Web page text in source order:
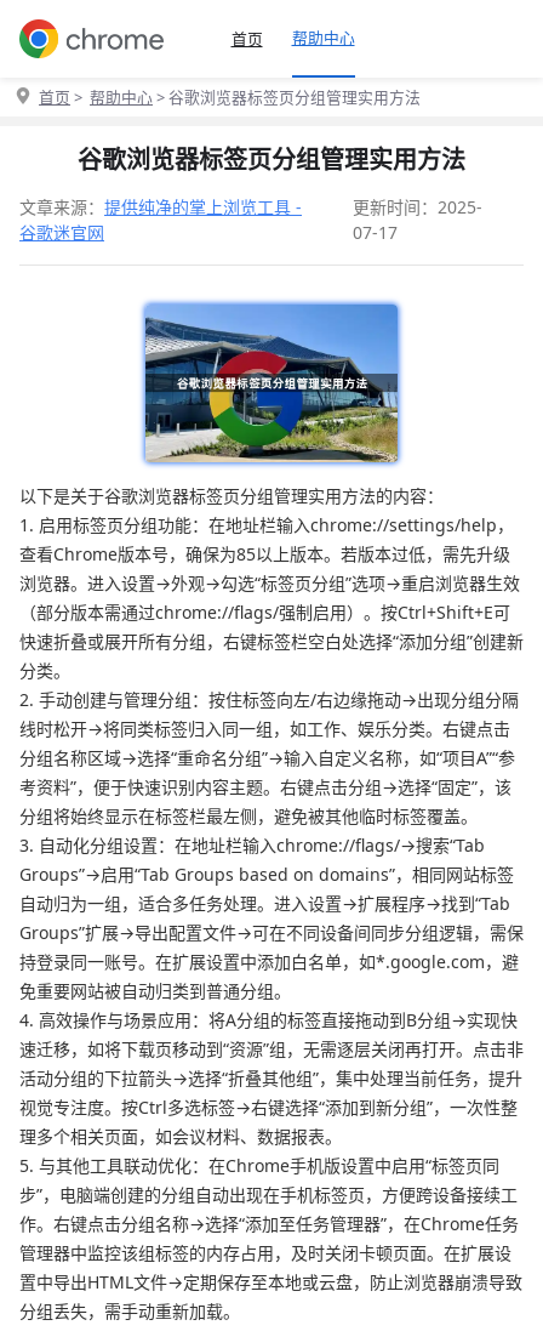
首页 帮助中心
首页 > 帮助中心> 谷歌浏览器标签页分组管理实用方法
谷歌浏览器标签页分组管理实用方法
文章来源： 提供纯净的掌上浏览工具 -
谷歌迷官网
更新时间：2025-
07-17
以下是关于谷歌浏览器标签页分组管理实用方法的内容：
1. 启用标签页分组功能：在地址栏输入chrome://settings/help，
查看Chrome版本号，确保为85以上版本。若版本过低，需先升级
浏览器。进入设置→外观→勾选“标签页分组”选项→重启浏览器生效
（部分版本需通过chrome://flags/强制启用）。按Ctrl+Shift+E可
快速折叠或展开所有分组，右键标签栏空白处选择“添加分组”创建新
分类。
2. 手动创建与管理分组：按住标签向左/右边缘拖动→出现分组分隔
线时松开→将同类标签归入同一组，如工作、娱乐分类。右键点击
分组名称区域→选择“重命名分组”→输入自定义名称，如“项目A”“参
考资料”，便于快速识别内容主题。右键点击分组→选择“固定”，该
分组将始终显示在标签栏最左侧，避免被其他临时标签覆盖。
3. 自动化分组设置：在地址栏输入chrome://flags/→搜索“Tab
Groups”→启用“Tab Groups based on domains”，相同网站标签
自动归为一组，适合多任务处理。进入设置→扩展程序→找到“Tab
Groups”扩展→导出配置文件→可在不同设备间同步分组逻辑，需保
持登录同一账号。在扩展设置中添加白名单，如*.google.com，避
免重要网站被自动归类到普通分组。
4. 高效操作与场景应用：将A分组的标签直接拖动到B分组→实现快
速迁移，如将下载页移动到“资源”组，无需逐层关闭再打开。点击非
活动分组的下拉箭头→选择“折叠其他组”，集中处理当前任务，提升
视觉专注度。按Ctrl多选标签→右键选择“添加到新分组”，一次性整
理多个相关页面，如会议材料、数据报表。
5. 与其他工具联动优化：在Chrome手机版设置中启用“标签页同
步”，电脑端创建的分组自动出现在手机标签页，方便跨设备接续工
作。右键点击分组名称→选择“添加至任务管理器”，在Chrome任务
管理器中监控该组标签的内存占用，及时关闭卡顿页面。在扩展设
置中导出HTML文件→定期保存至本地或云盘，防止浏览器崩溃导致
分组丢失，需手动重新加载。